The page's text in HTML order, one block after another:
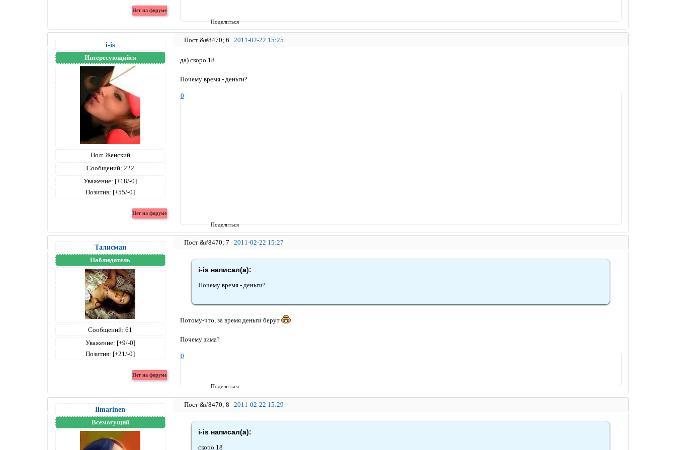
Поделиться
Поделиться
6 2011-02-22 15:25
i-is
Интересующийся
Пол: Женский
Сообщений: 222
Уважение: [+18/-0]
Позитив: [+55/-0]
да) скоро 18
Почему время - деньги?
0
Поделиться
7 2011-02-22 15:27
Талисман
Наблюдатель
Сообщений: 61
Уважение: [+9/-0]
Позитив: [+21/-0]
i-is написал(а):
Почему время - деньги?
Потому-что, за время деньги берут
Почему зима?
0
8 2011-02-22 15:29
Ilmarinen
Всемогущий
i-is написал(а):
скоро 18